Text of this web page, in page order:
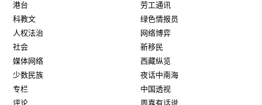
港台
科教文
人权法治
社会
媒体网络
少数民族
专栏
评论
劳工通讯
绿色情报员
网络博弈
新移民
西藏纵览
夜话中南海
中国透视
周嘉有话说